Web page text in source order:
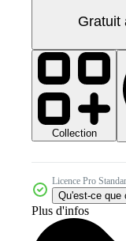
Gratuit
Collection
Licence Pro
Qu'est-ce que
Plus d'infos